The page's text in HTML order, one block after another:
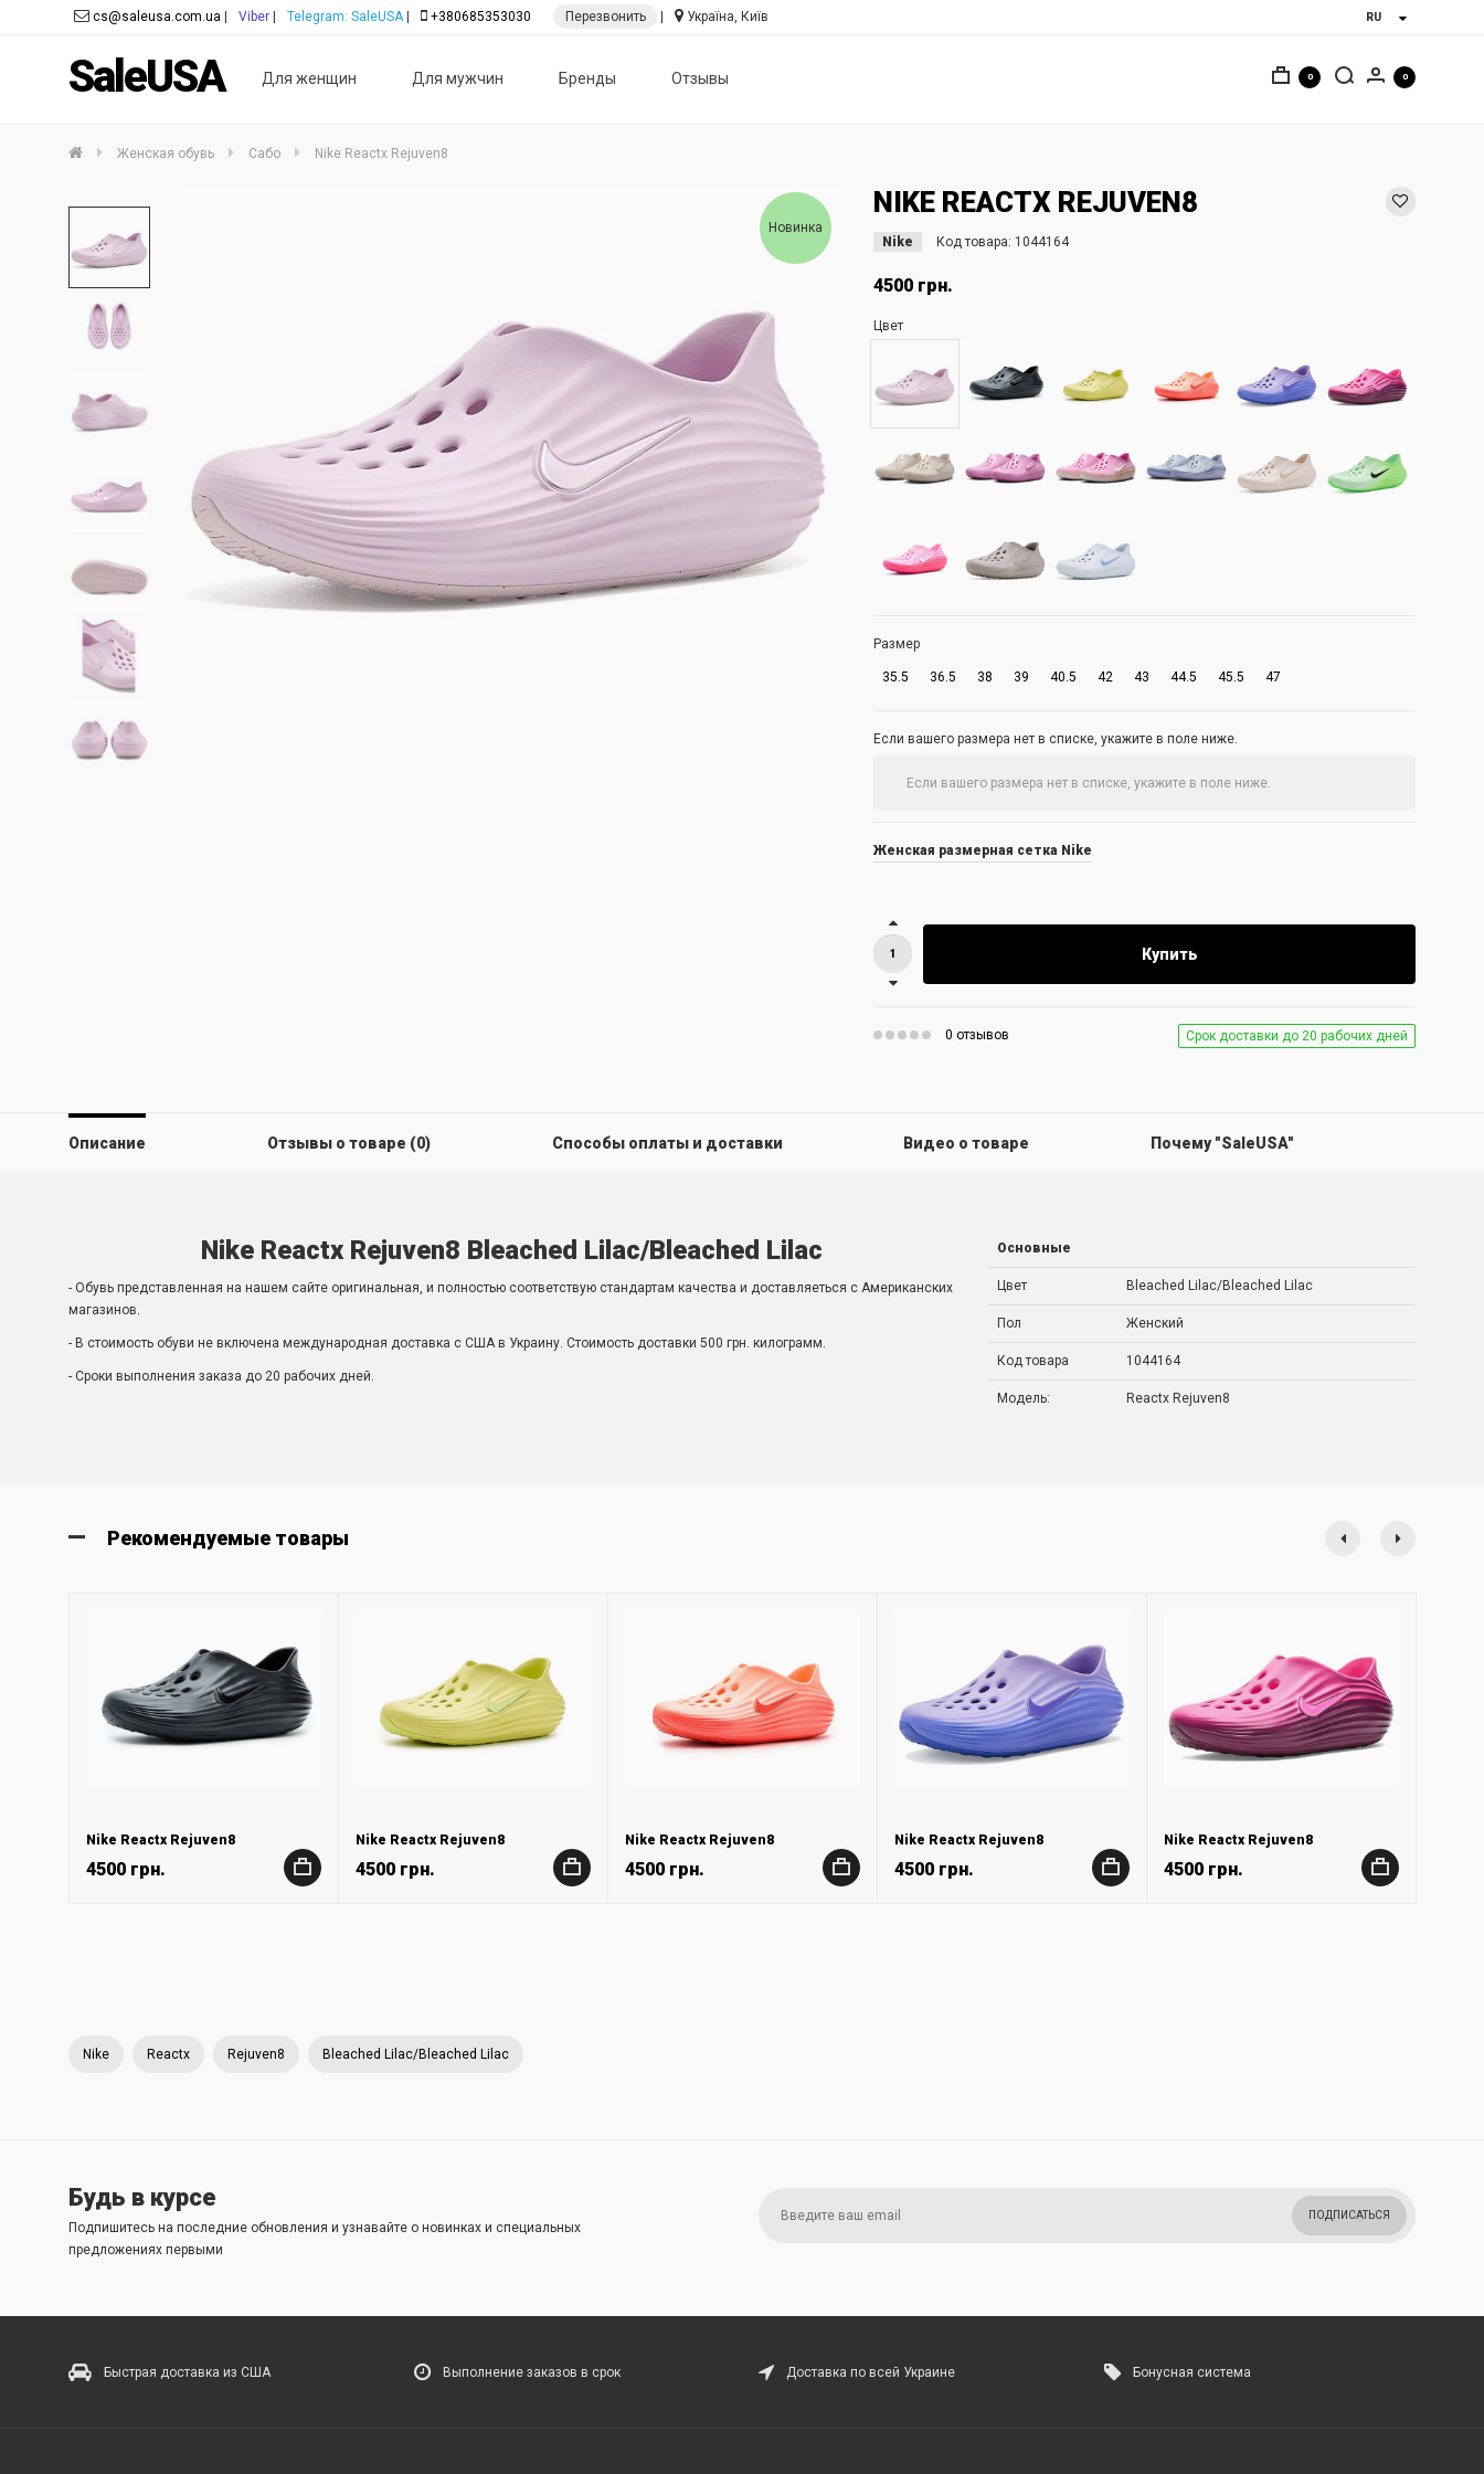
SaleUSA Для женщин Для мужчин Бренды Отзывы
cs@saleusa.com.ua Viber Telegram: SaleUSA| +380685353030 Перезвонить Україна, Київ
0 0
Женская обувь Сабо Nike Reactx Rejuven8
Новинка
NIKE REACTX REJUVEN8
Nike Код товара: 1044164
4500 грн.
Цвет
Размер
35.5 36.5 38 39 40.5 42 43 44.5 45.5 47
Если вашего размера нет в списке, укажите в поле ниже.
Женская размерная сетка Nike
Купить
0 отзывов Срок доставки до 20 рабочих дней
Описание Отзывы о товаре (0) Способы оплаты и доставки Видео о товаре Почему "SaleUSA"
Nike Reactx Rejuven8 Bleached Lilac/Bleached Lilac
- Обувь представленная на нашем сайте оригинальная, и полностью соответствую стандартам качества и доставляеться с Американских
магазинов.
- В стоимость обуви не включена международная доставка с США в Украину. Стоимость доставки 500 грн. килограмм.
- Сроки выполнения заказа до 20 рабочих дней.
Основные
Цвет Bleached Lilac/Bleached Lilac
Пол Женский
Код товара 1044164
Модель: Reactx Rejuven8
Рекомендуемые товары
Nike Reactx Rejuven8
4500 грн. +
Nike Reactx Rejuven8
4500 грн. +
Nike Reactx Rejuven8
4500 грн. +
Nike Reactx Rejuven8
4500 грн. +
Nike Reactx Rejuven8
4500 грн. +
Nike Reactx Rejuven8 Bleached Lilac/Bleached Lilac
Будь в курсе
Подпишитесь на последние обновления и узнавайте о новинках и специальных
предложениях первыми
ПОДПИСАТЬСЯ
Быстрая доставка из США Выполнение заказов в срок Доставка по всей Украине Бонусная система